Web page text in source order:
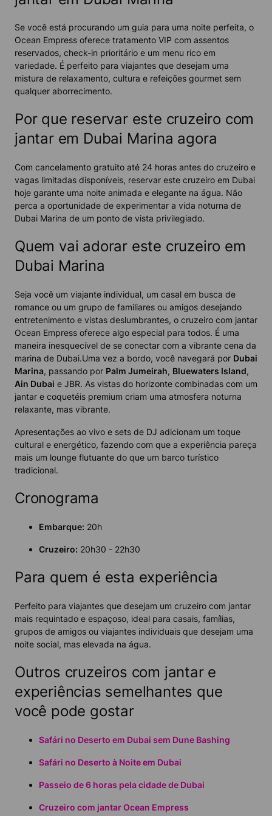
Se você está procurando um guia para uma noite perfeita, o
Ocean Empress oferece tratamento VIP com assentos
reservados, check-in prioritário e um menu rico em
variedade. É perfeito para viajantes que desejam uma
mistura de relaxamento, cultura e refeições gourmet sem
qualquer aborrecimento.
Por que reservar este cruzeiro com
jantar em Dubai Marina agora
Com cancelamento gratuito até 24 horas antes do cruzeiro e
vagas limitadas disponíveis, reservar este cruzeiro em Dubai
hoje garante uma noite animada e elegante na água. Não
perca a oportunidade de experimentar a vida noturna de
Dubai Marina de um ponto de vista privilegiado.
Quem vai adorar este cruzeiro em
Dubai Marina
Seja você um viajante individual, um casal em busca de
romance ou um grupo de familiares ou amigos desejando
entretenimento e vistas deslumbrantes, o cruzeiro com jantar
Ocean Empress oferece algo especial para todos. É uma
maneira inesquecível de se conectar com a vibrante cena da
marina de Dubai.Uma vez a bordo, você navegará por Dubai
Marina, passando por Palm Jumeirah, Bluewaters Island,
Ain Dubai e JBR. As vistas do horizonte combinadas com um
jantar e coquetéis premium criam uma atmosfera noturna
relaxante, mas vibrante.
Apresentações ao vivo e sets de DJ adicionam um toque
cultural e energético, fazendo com que a experiência pareça
mais um lounge flutuante do que um barco turístico
tradicional.
Cronograma
Embarque: 20h
Cruzeiro: 20h30 - 22h30
Para quem é esta experiência
Perfeito para viajantes que desejam um cruzeiro com jantar
mais requintado e espaçoso, ideal para casais, famílias,
grupos de amigos ou viajantes individuais que desejam uma
noite social, mas elevada na água.
Outros cruzeiros com jantar e
experiências semelhantes que
você pode gostar
Safári no Deserto em Dubai sem Dune Bashing
Safári no Deserto à Noite em Dubai
Passeio de 6 horas pela cidade de Dubai
Cruzeiro com jantar Ocean Empress